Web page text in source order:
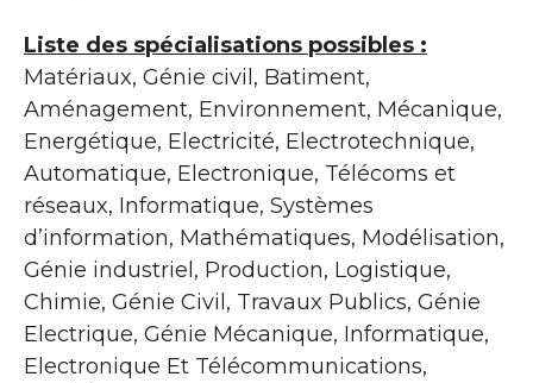
Liste des spécialisations possibles :
Matériaux, Génie civil, Batiment,
Aménagement, Environnement, Mécanique,
Energétique, Electricité, Electrotechnique,
Automatique, Electronique, Télécoms et
réseaux, Informatique, Systèmes
d’information, Mathématiques, Modélisation,
Génie industriel, Production, Logistique,
Chimie, Génie Civil, Travaux Publics, Génie
Electrique, Génie Mécanique, Informatique,
Electronique Et Télécommunications,